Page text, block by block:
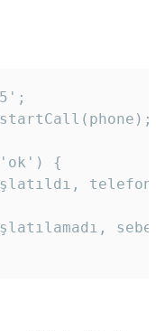
'ok') {